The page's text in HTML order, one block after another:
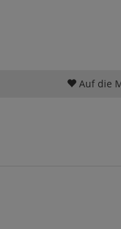
Auf die